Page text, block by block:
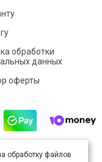
обработки
данных
оферты
полицензии Creative
обработку файлов